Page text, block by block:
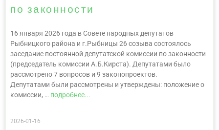
по законности
16 января 2026 года в Совете народных депутатов
Рыбницкого района и г.Рыбницы 26 созыва состоялось
заседание постоянной депутатской комиссии по законности
(председатель комиссии А.Б.Кирста). Депутатами было
рассмотрено 7 вопросов и 9 законопроектов.
Депутатами были рассмотрены и утверждены: положение о
комиссии, … подробнее...
2026-01-16